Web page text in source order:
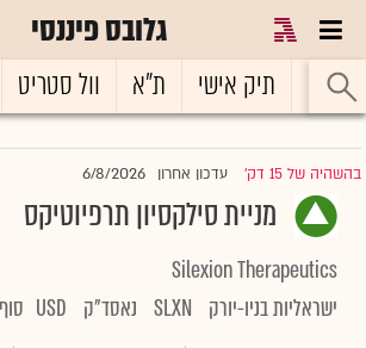
גלובס פיננסי
ראשי תיק אישי ת"א וול סטריט
בהשהיה של 15 דק' |עדכון אחרון 6/8/2026
מניית סילקסיון תרפיוטיקס
Silexion Therapeutics
ישראליות בניו-יורק
SLXN נאסד"ק USD